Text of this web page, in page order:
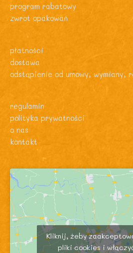
program rabatowy
zwrot opakowań
płatności
dostawa
odstąpienie od umowy, wymiany,
regulamin
polityka prywatności
o nas
kontakt
Kliknij, żeby
pliki cookies i